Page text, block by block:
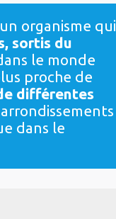
organisme qui
sortis du
le monde
proche de
différentes
dans le